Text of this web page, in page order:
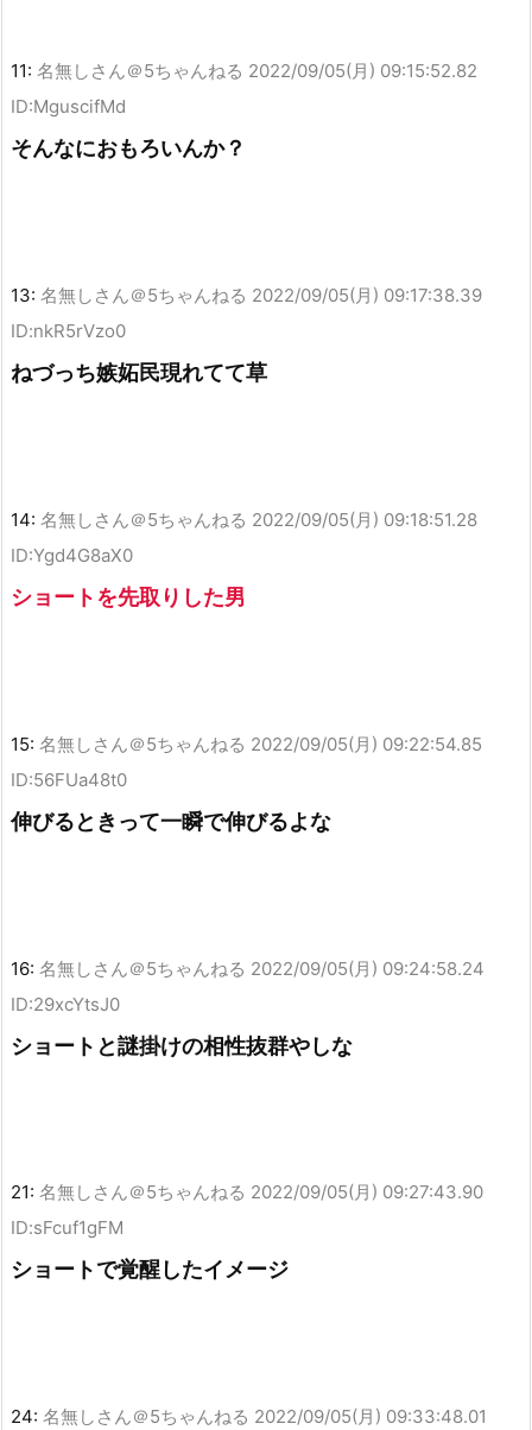
11: 名無しさん＠5ちゃんねる 2022/09/05(月) 09:15:52.82
ID:MguscifMd
そんなにおもろいんか？
13: 名無しさん＠5ちゃんねる 2022/09/05(月) 09:17:38.39
ID:nkR5rVzo0
ねづっち嫉妬民現れてて草
14: 名無しさん＠5ちゃんねる 2022/09/05(月) 09:18:51.28
ID:Ygd4G8aX0
ショートを先取りした男
15: 名無しさん＠5ちゃんねる 2022/09/05(月) 09:22:54.85
ID:56FUa48t0
伸びるときって一瞬で伸びるよな
16: 名無しさん＠5ちゃんねる 2022/09/05(月) 09:24:58.24
ID:29xcYtsJ0
ショートと謎掛けの相性抜群やしな
21: 名無しさん＠5ちゃんねる 2022/09/05(月) 09:27:43.90
ID:sFcuf1gFM
ショートで覚醒したイメージ
24: 名無しさん＠5ちゃんねる 2022/09/05(月) 09:33:48.01